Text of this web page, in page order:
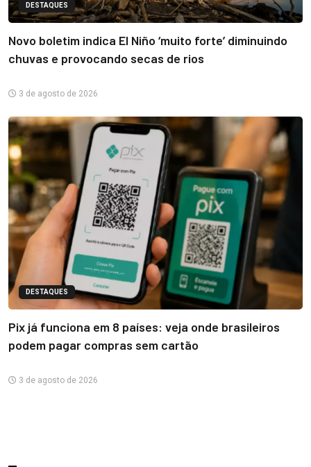
DESTAQUES
Novo boletim indica El Niño ‘muito forte’ diminuindo
chuvas e provocando secas de rios
3 de agosto de 2026
DESTAQUES
Pix já funciona em 8 países: veja onde brasileiros
podem pagar compras sem cartão
3 de agosto de 2026